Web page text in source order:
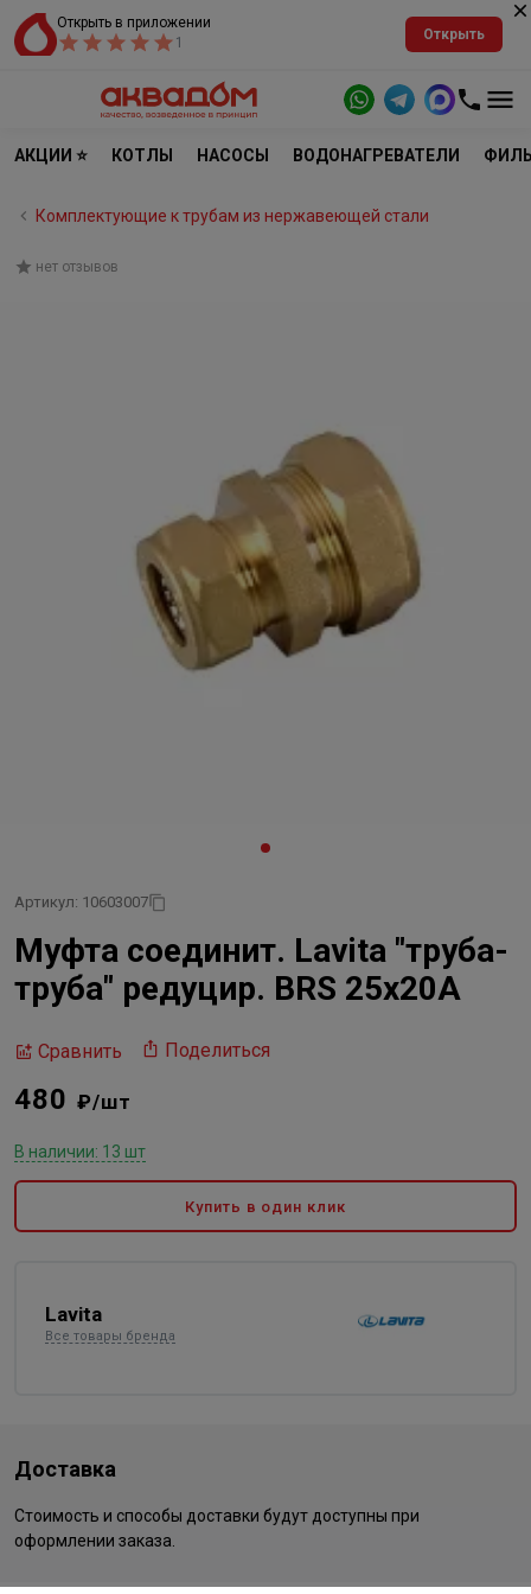
Открыть в приложении
1
Открыть
АКЦИИ ⭐ КОТЛЫ НАСОСЫ ВОДОНАГРЕВАТЕЛИ
Комплектующие к трубам из нержавеющей стали
нет отзывов
Артикул: 10603007
Муфта соединит. Lavita "труба-
труба" редуцир. BRS 25х20А
Сравнить Поделиться
480 ₽/шт
В наличии: 13 шт
Купить в один клик
Lavita
Все товары бренда
Доставка
Стоимость и способы доставки будут доступны при
оформлении заказа.